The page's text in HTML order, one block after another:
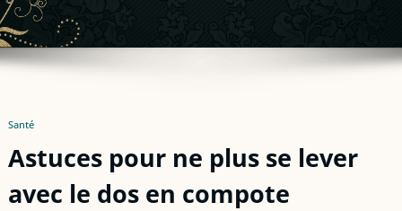
Santé
Astuces pour ne plus se lever
avec le dos en compote